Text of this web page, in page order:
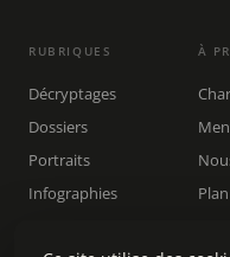
RUBRIQUES
Décryptages
Dossiers
Portraits
Infographies
À